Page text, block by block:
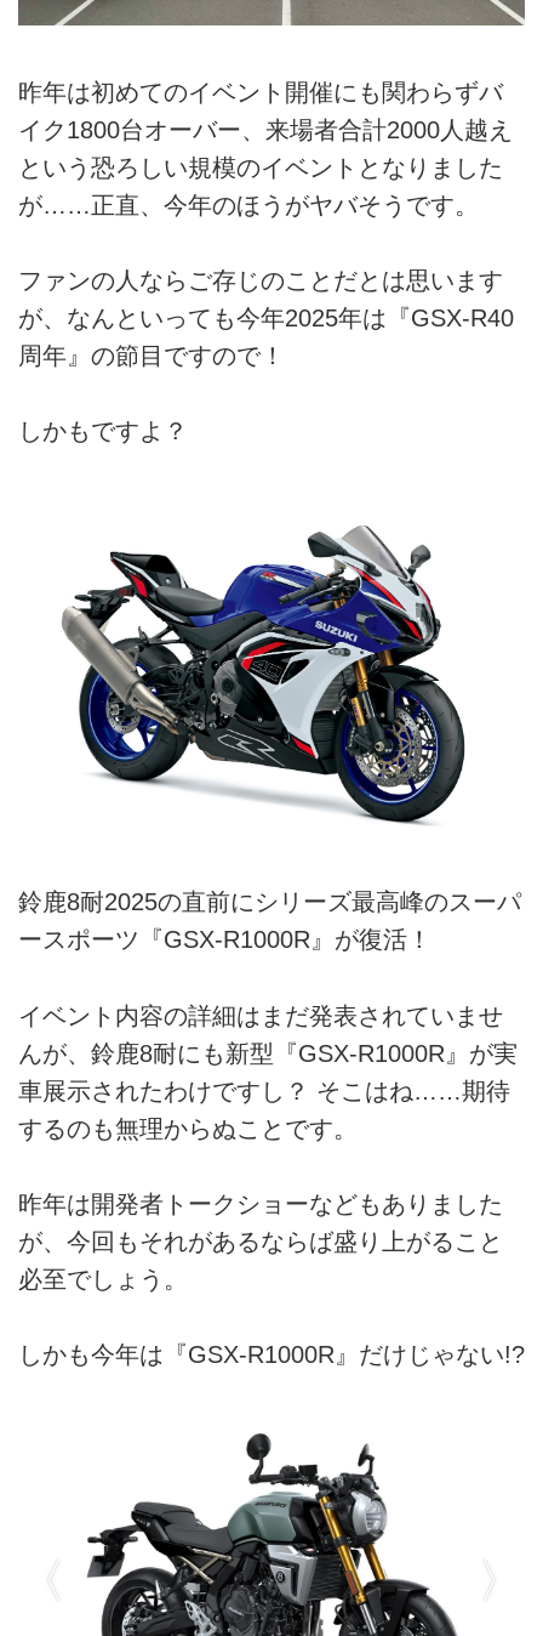
昨年は初めてのイベント開催にも関わらずバ
イク1800台オーバー、来場者合計2000人越え
という恐ろしい規模のイベントとなりました
が……正直、今年のほうがヤバそうです。
ファンの人ならご存じのことだとは思います
が、なんといっても今年2025年は『GSX-R40
周年』の節目ですので！
しかもですよ？
鈴鹿8耐2025の直前にシリーズ最高峰のスーパ
ースポーツ『GSX-R1000R』が復活！
イベント内容の詳細はまだ発表されていませ
んが、鈴鹿8耐にも新型『GSX-R1000R』が実
車展示されたわけですし？ そこはね……期待
するのも無理からぬことです。
昨年は開発者トークショーなどもありました
が、今回もそれがあるならば盛り上がること
必至でしょう。
しかも今年は『GSX-R1000R』だけじゃない!?